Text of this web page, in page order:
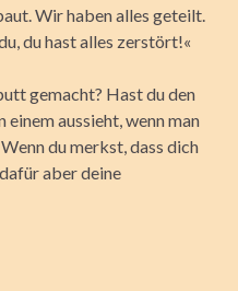
Wir haben alles geteilt.
du hast alles zerstört!«
gemacht? Hast du den
einem aussieht, wenn man
du merkst, dass dich
aber deine